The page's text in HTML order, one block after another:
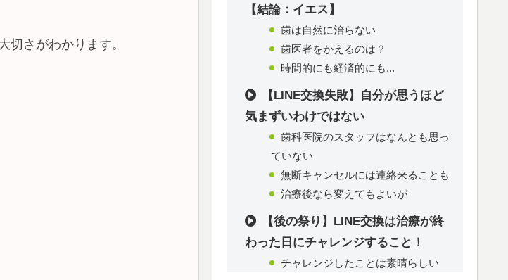
切さがわかります。
【結論：イエス】
歯は自然に治らない
歯医者をかえるのは？
時間的にも経済的にも...
【LINE交換失敗】自分が思うほど
気まずいわけではない
歯科医院のスタッフはなんとも思っ
ていない
無断キャンセルには連絡来ることも
治療後なら変えてもよいが
【後の祭り】LINE交換は治療が終
わった日にチャレンジすること！
チャレンジしたことは素晴らしい